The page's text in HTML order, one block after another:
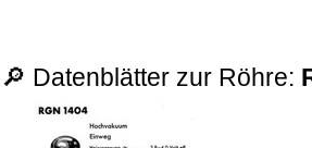
🔎 Datenblätter zur Röhre: